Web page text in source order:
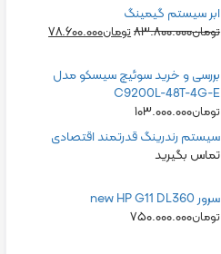
ابر سیستم گیمینگ
تومان۸۳.۸۰۰.۰۰۰تومان۷۸.۶۰۰.۰۰۰
بررسی و خرید سوئیچ سیسکو مدل
C9200L-48T-4G-E
تومان۱۰۳.۰۰۰.۰۰۰
سیستم رندرینگ قدرتمند اقتصادی
تماس بگیرید
سرور new HP G11 DL360
تومان۷۵۰.۰۰۰.۰۰۰